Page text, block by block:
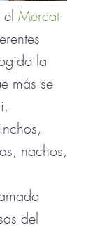
Mercat
la
más se
nachos,
del